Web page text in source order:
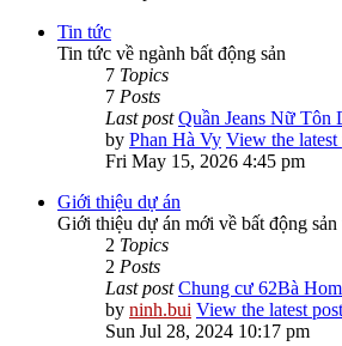
Tin tức
Tin tức về ngành bất động sản
7 Topics
7 Posts
Last post Quần Jeans Nữ
by Phan Hà Vy View the latest
Fri May 15, 2026 4:45 pm
Giới thiệu dự án
Giới thiệu dự án mới về bất động sản
2 Topics
2 Posts
Last post Chung cư 62Bà
by ninh.bui View the latest post
Sun Jul 28, 2024 10:17 pm